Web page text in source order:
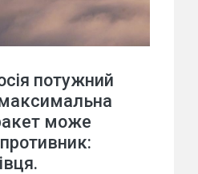
потужний
може